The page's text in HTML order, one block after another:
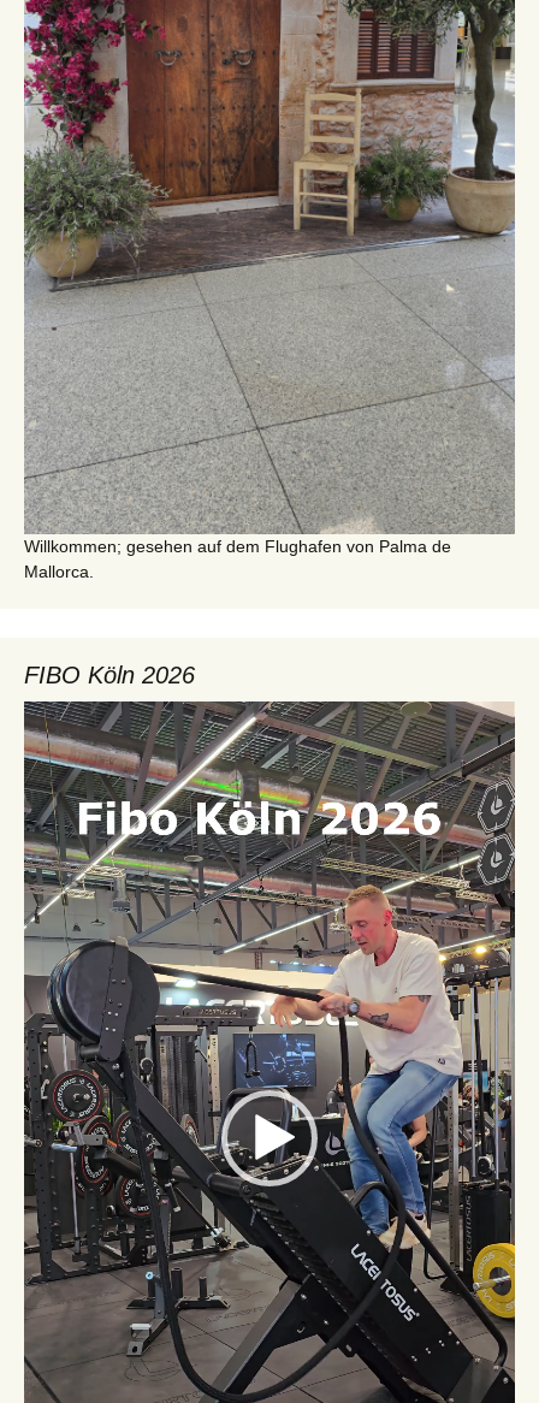
Willkommen; gesehen auf dem Flughafen von Palma de
Mallorca.
FIBO Köln 2026
Video-
Player